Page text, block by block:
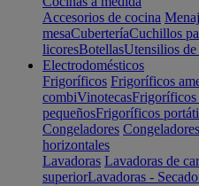
Accesorios de cocina
mesaCuberteríaCuchillos
licoresBotellasUtensilios de
Electrodomésticos
Frigoríficos Frigoríficos
combiVinotecasFrigoríficos
pequeñosFrigoríficos
Congeladores
horizontales
Lavadoras Lavadoras de
superiorLavadoras -